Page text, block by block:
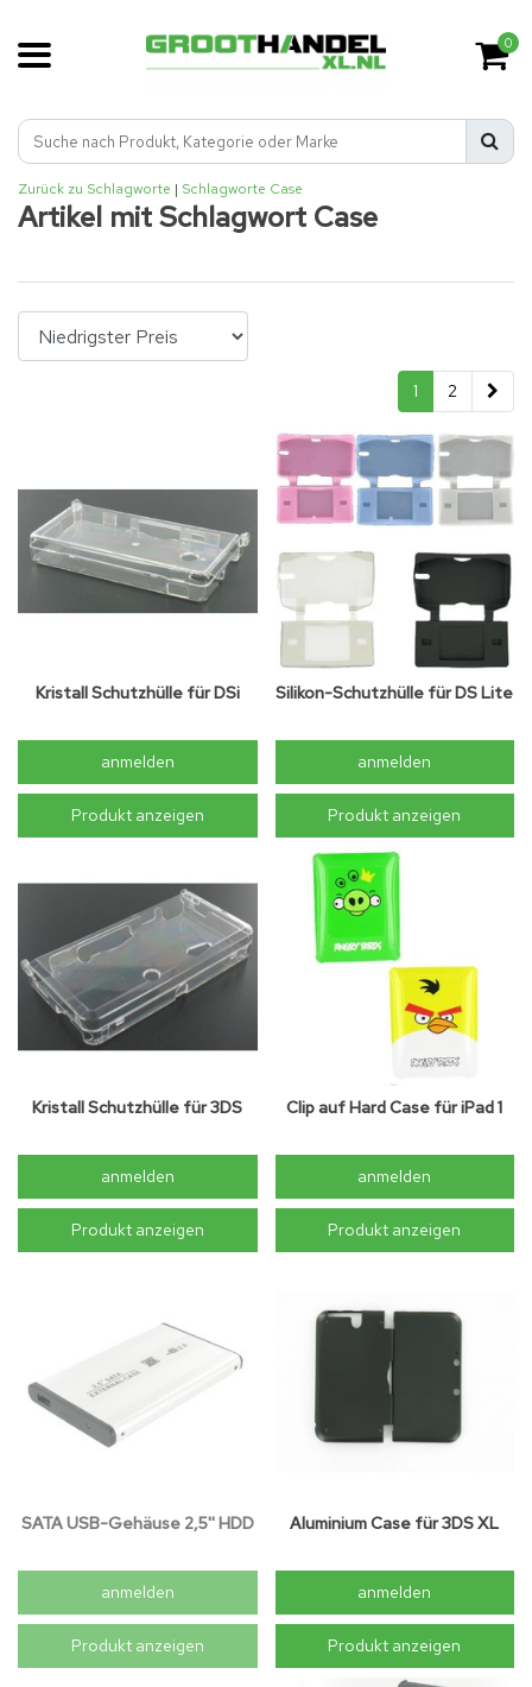
0
Zurück zu Schlagworte | Schlagworte Case
Artikel mit Schlagwort Case
1 2
Kristall Schutzhülle für DSi
anmelden
Produkt anzeigen
Silikon-Schutzhülle für DS Lite
anmelden
Produkt anzeigen
Kristall Schutzhülle für 3DS
anmelden
Produkt anzeigen
Clip auf Hard Case für iPad 1
anmelden
Produkt anzeigen
SATA USB-Gehäuse 2,5'' HDD
anmelden
Produkt anzeigen
Aluminium Case für 3DS XL
anmelden
Produkt anzeigen